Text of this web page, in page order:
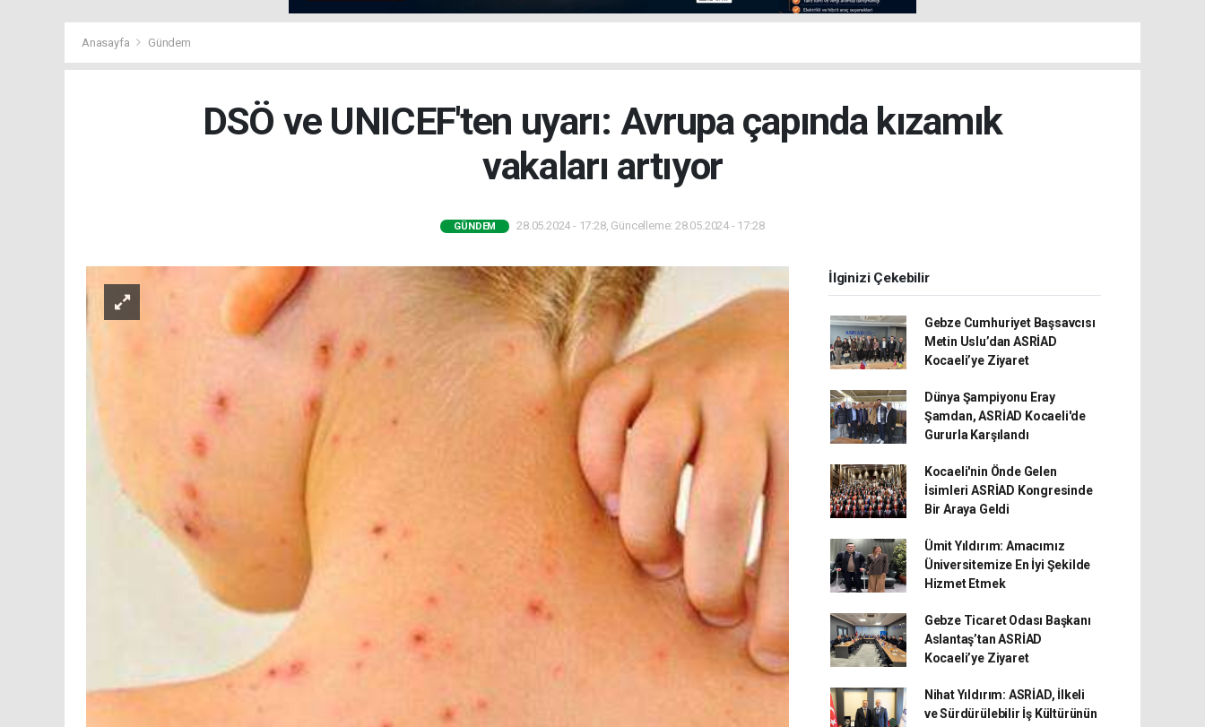
Anasayfa Gündem
DSÖ ve UNICEF'ten uyarı: Avrupa çapında kızamık
vakaları artıyor
GÜNDEM 28.05.2024 - 17:28, Güncelleme: 28.05.2024 - 17:28
İlginizi Çekebilir
Gebze Cumhuriyet Başsavcısı
Metin Uslu’dan ASRİAD
Kocaeli’ye Ziyaret
Dünya Şampiyonu Eray
Şamdan, ASRİAD Kocaeli'de
Gururla Karşılandı
Kocaeli'nin Önde Gelen
İsimleri ASRİAD Kongresinde
Bir Araya Geldi
Ümit Yıldırım: Amacımız
Üniversitemize En İyi Şekilde
Hizmet Etmek
Gebze Ticaret Odası Başkanı
Aslantaş’tan ASRİAD
Kocaeli’ye Ziyaret
Nihat Yıldırım: ASRİAD, İlkeli
ve Sürdürülebilir İş Kültürünün